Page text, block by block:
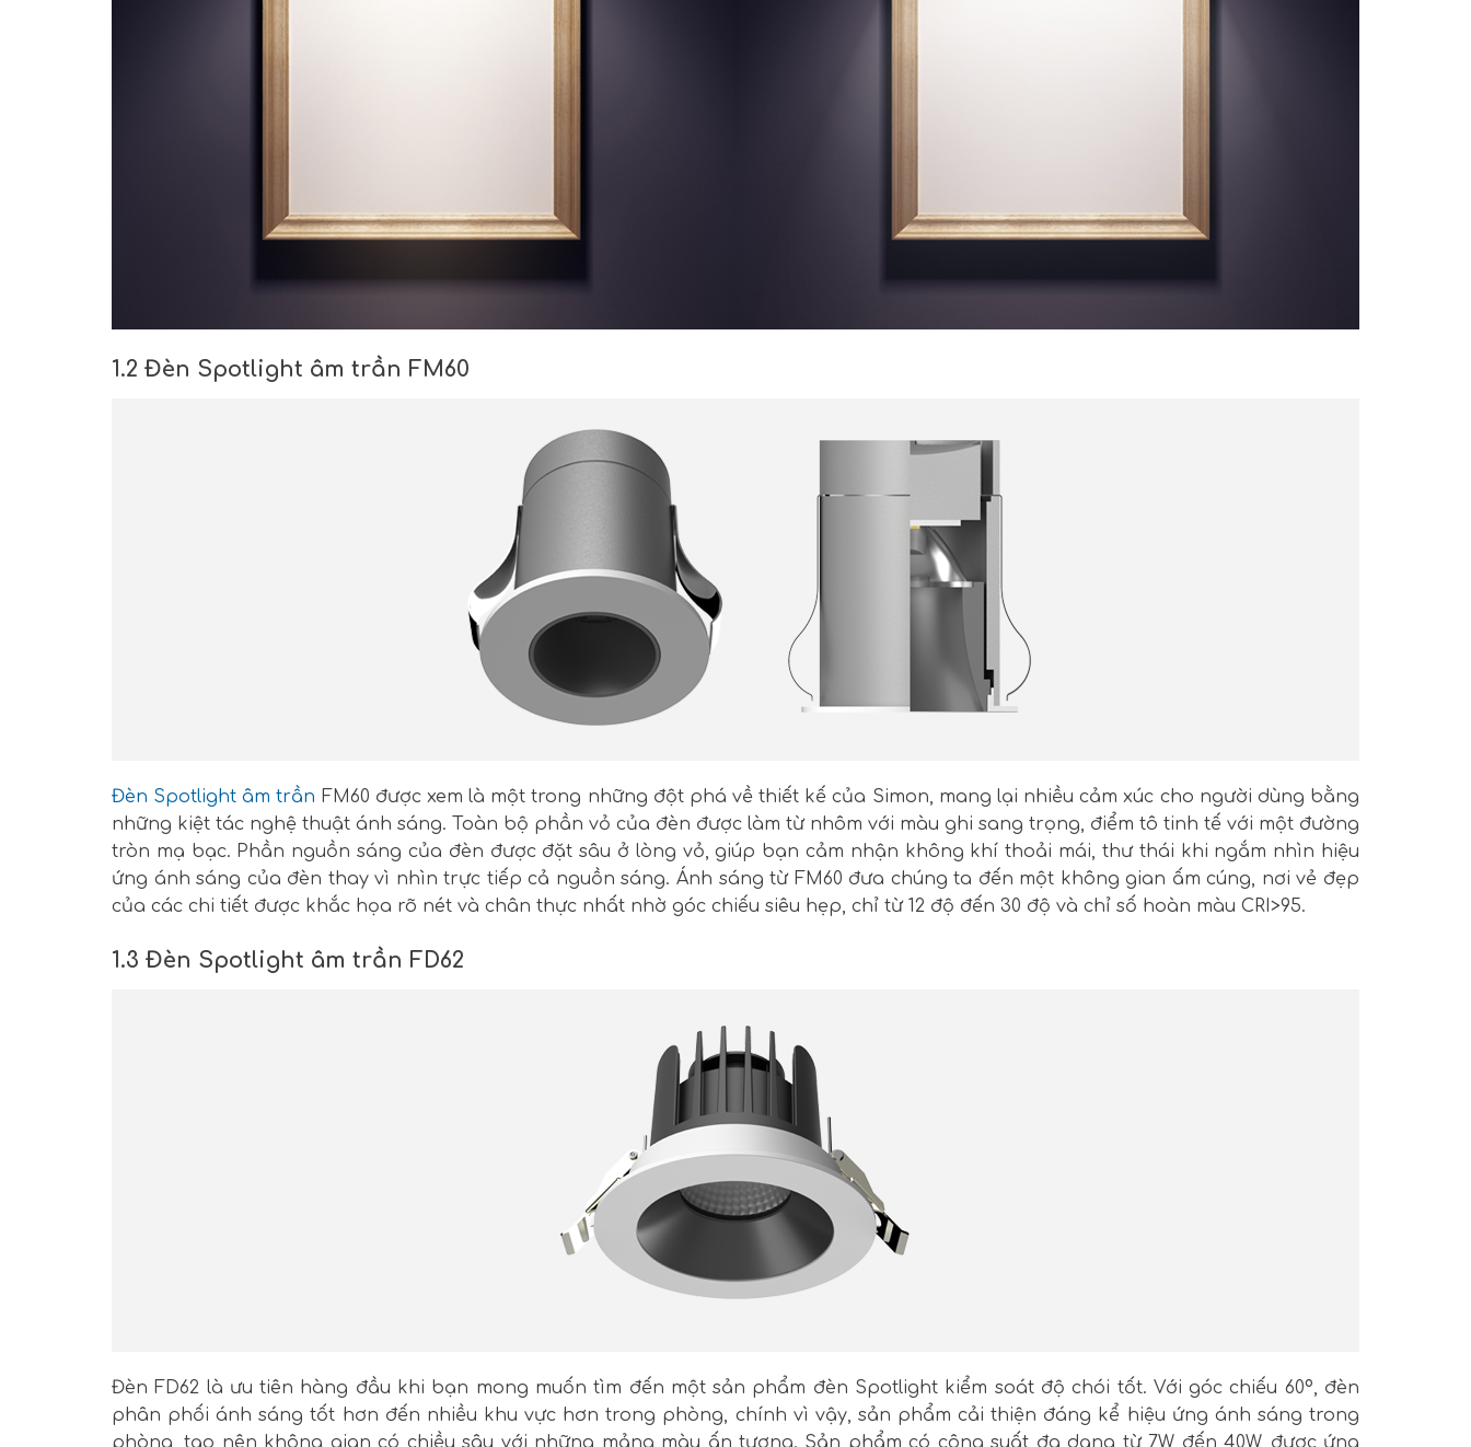
1.2 Đèn Spotlight âm trần FM60
Đèn Spotlight âm trần FM60 được xem là một trong những đột phá về thiết kế của Simon, mang lại nhiều cảm xúc cho người dùng bằng
những kiệt tác nghệ thuật ánh sáng. Toàn bộ phần vỏ của đèn được làm từ nhôm với màu ghi sang trọng, điểm tô tinh tế với một đường
tròn mạ bạc. Phần nguồn sáng của đèn được đặt sâu ở lòng vỏ, giúp bạn cảm nhận không khí thoải mái, thư thái khi ngắm nhìn hiệu
ứng ánh sáng của đèn thay vì nhìn trực tiếp cả nguồn sáng. Ánh sáng từ FM60 đưa chúng ta đến một không gian ấm cúng, nơi vẻ đẹp
của các chi tiết được khắc họa rõ nét và chân thực nhất nhờ góc chiếu siêu hẹp, chỉ từ 12 độ đến 30 độ và chỉ số hoàn màu CRI>95.
1.3 Đèn Spotlight âm trần FD62
Đèn FD62 là ưu tiên hàng đầu khi bạn mong muốn tìm đến một sản phẩm đèn Spotlight kiểm soát độ chói tốt. Với góc chiếu 60º, đèn
phân phối ánh sáng tốt hơn đến nhiều khu vực hơn trong phòng, chính vì vậy, sản phẩm cải thiện đáng kể hiệu ứng ánh sáng trong
phòng, tạo nên không gian có chiều sâu với những mảng màu ấn tượng. Sản phẩm có công suất đa dạng từ 7W đến 40W, được ứng